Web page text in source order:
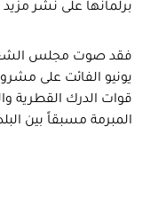
برلمانها على نشر مزيد
يونيو الفائت على
قوات الدرك القطرية
المبرمة مسبقاً بين